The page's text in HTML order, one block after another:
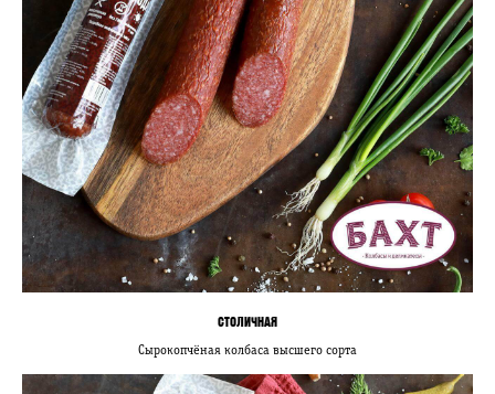
СТОЛИЧНАЯ
Сырокопчёная колбаса высшего сорта